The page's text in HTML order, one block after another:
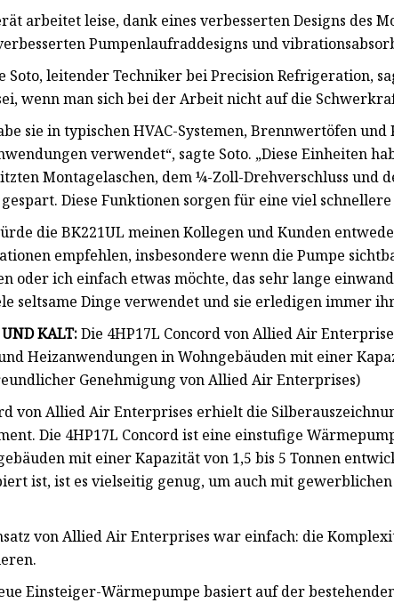
arbeitet leise, dank eines verbesserten Designs des
Pumpenlaufraddesigns und
Soto, leitender Techniker bei Precision Refrigeration,
wenn man sich bei der Arbeit nicht auf die
sie in typischen HVAC-Systemen, Brennwertöfen
verwendet“, sagte Soto. „Diese Einheiten
Montagelaschen, dem ¼-Zoll-Drehverschluss und
gespart. Diese Funktionen sorgen für eine viel
die BK221UL meinen Kollegen und Kunden
empfehlen, insbesondere wenn die Pumpe
oder ich einfach etwas möchte, das sehr lange
seltsame Dinge verwendet und sie erledigen immer
KALT:Die 4HP17L Concord von Allied Air
Heizanwendungen in Wohngebäuden mit einer
Genehmigung von Allied Air Enterprises)
von Allied Air Enterprises erhielt die
Die 4HP17L Concord ist eine einstufige
mit einer Kapazität von 1,5 bis 5 Tonnen
ist, ist es vielseitig genug, um auch mit
von Allied Air Enterprises war einfach: die
Einsteiger-Wärmepumpe basiert auf der